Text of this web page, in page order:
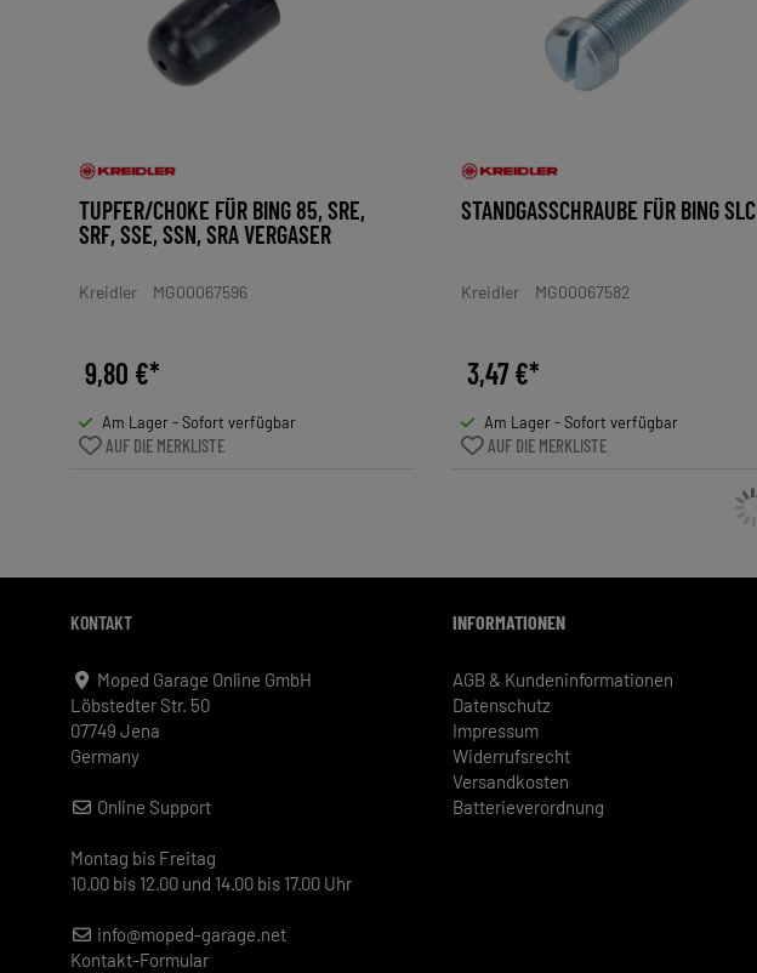
TUPFER/CHOKE FÜR BING 85, SRE,
SRF, SSE, SSN, SRA VERGASER
Kreidler MG00067596
9,80 €*
Am Lager - Sofort verfügbar
AUF DIE MERKLISTE
STANDGASSCHRAUBE FÜR BING SLC
Kreidler MG00067582
3,47 €*
Am Lager - Sofort verfügbar
AUF DIE MERKLISTE
KONTAKT
Moped Garage Online GmbH
Löbstedter Str. 50
07749 Jena
Germany
Online Support
Montag bis Freitag
10.00 bis 12.00 und 14.00 bis 17.00 Uhr
info@moped-garage.net
Kontakt-Formular
INFORMATIONEN
AGB & Kundeninformationen
Datenschutz
Impressum
Widerrufsrecht
Versandkosten
Batterieverordnung